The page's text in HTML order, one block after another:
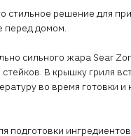
стильное решение для
перед домом.
сильного жара Sear
В крышку гриля
во время готовки
подготовки